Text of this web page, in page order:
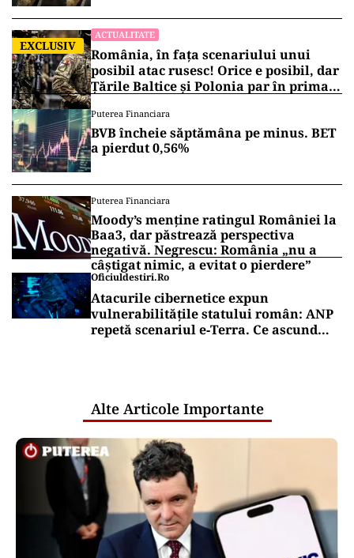
EXCLUSIV
ACTUALITATE
România, în fața scenariului unui
posibil atac rusesc! Orice e posibil, dar
Țările Baltice și Polonia par în prima
Puterea Financiara
BVB încheie săptămâna pe minus. BET
a pierdut 0,56%
Puterea Financiara
Moody’s menține ratingul României la
Baa3, dar păstrează perspectiva
negativă. Negrescu: România „nu a
câștigat nimic, a evitat o pierdere”
Oficiuldestiri.ro
Atacurile cibernetice expun
vulnerabilitățile statului român: ANP
repetă scenariul e‑Terra. Ce ascund
Alte Articole Importante